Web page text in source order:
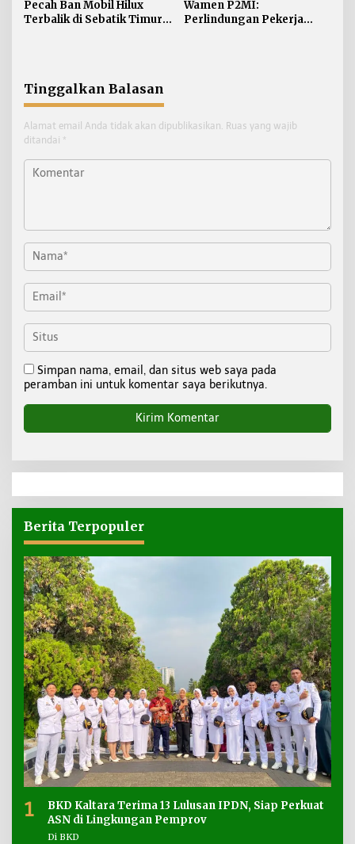
Pecah Ban Mobil Hilux
Terbalik di Sebatik Timur,
Wamen P2MI:
Perlindungan Pekerja
Tinggalkan Balasan
Alamat email Anda tidak akan dipublikasikan. Ruas yang wajib
ditandai *
Simpan nama, email, dan situs web saya pada
peramban ini untuk komentar saya berikutnya.
Berita Terpopuler
1
BKD Kaltara Terima 13 Lulusan IPDN, Siap Perkuat
ASN di Lingkungan Pemprov
Di BKD